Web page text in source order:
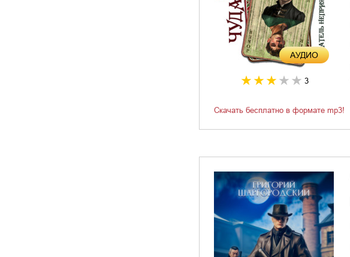
AУДИО
3
Скачать бесплатно в формате mp3!